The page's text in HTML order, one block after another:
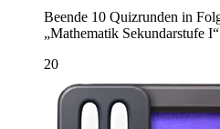
Beende 10 Quizrunden in
„Mathematik Sekundarstufe
20